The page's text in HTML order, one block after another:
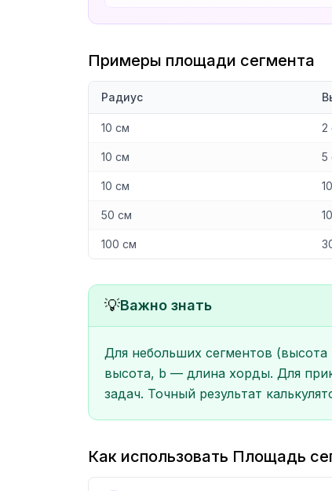
Примеры площади сегмента
Радиус
10 см 2
10 см 5
10 см
50 см
100 см
💡Важно знать
Для небольших сегментов
высота, b — длина хорды. Для
задач. Точный результат
Как использовать Площадь